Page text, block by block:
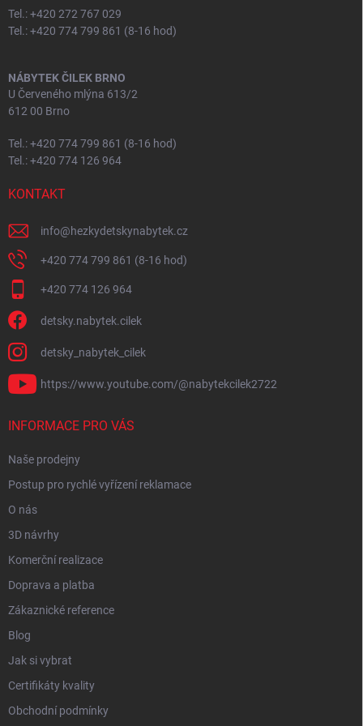
Tel.: +420 272 767 029
Tel.: +420 774 799 861 (8-16 hod)
NÁBYTEK ČILEK BRNO
U Červeného mlýna 613/2
612 00 Brno
Tel.: +420 774 799 861 (8-16 hod)
Tel.: +420 774 126 964
KONTAKT
info@hezkydetskynabytek.cz
+420 774 799 861 (8-16 hod)
+420 774 126 964
detsky.nabytek.cilek
detsky_nabytek_cilek
https://www.youtube.com/@nabytekcilek2722
INFORMACE PRO VÁS
Naše prodejny
Postup pro rychlé vyřízení reklamace
O nás
3D návrhy
Komerční realizace
Doprava a platba
Zákaznické reference
Blog
Jak si vybrat
Certifikáty kvality
Obchodní podmínky